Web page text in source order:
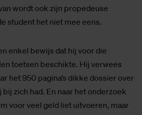
wordt ook zijn propedeuse
student het niet mee eens.
enkel bewijs dat hij voor die
toetsen beschikte. Hij verwees
het 950 pagina’s dikke dossier over
zich had. En naar het onderzoek
voor veel geld liet uitvoeren, maar